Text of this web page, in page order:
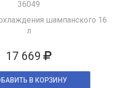
36049
шампанского 16
л
17 669
В КОРЗИНУ